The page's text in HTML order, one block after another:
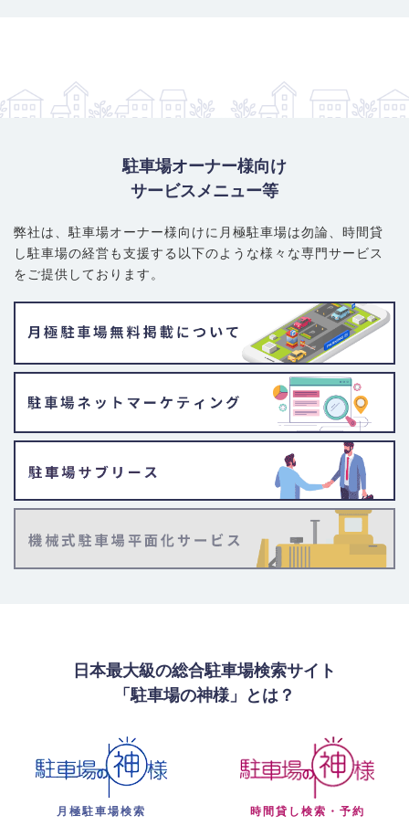
駐車場オーナー様向け
サービスメニュー等
弊社は、駐車場オーナー様向けに月極駐車場は勿論、 時間貸
し駐車場の経営も支援する以下のような様々な専門サービス
をご提供しております。
日本最大級の総合駐車場検索サイト
「駐車場の神様」とは？
月極駐車場検索 時間貸し検索・予約